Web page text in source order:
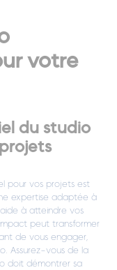
votre
du studio
pour vos projets est
expertise adaptée à
à atteindre vos
peut transformer
de vous engager,
Assurez-vous de la
doit démontrer sa